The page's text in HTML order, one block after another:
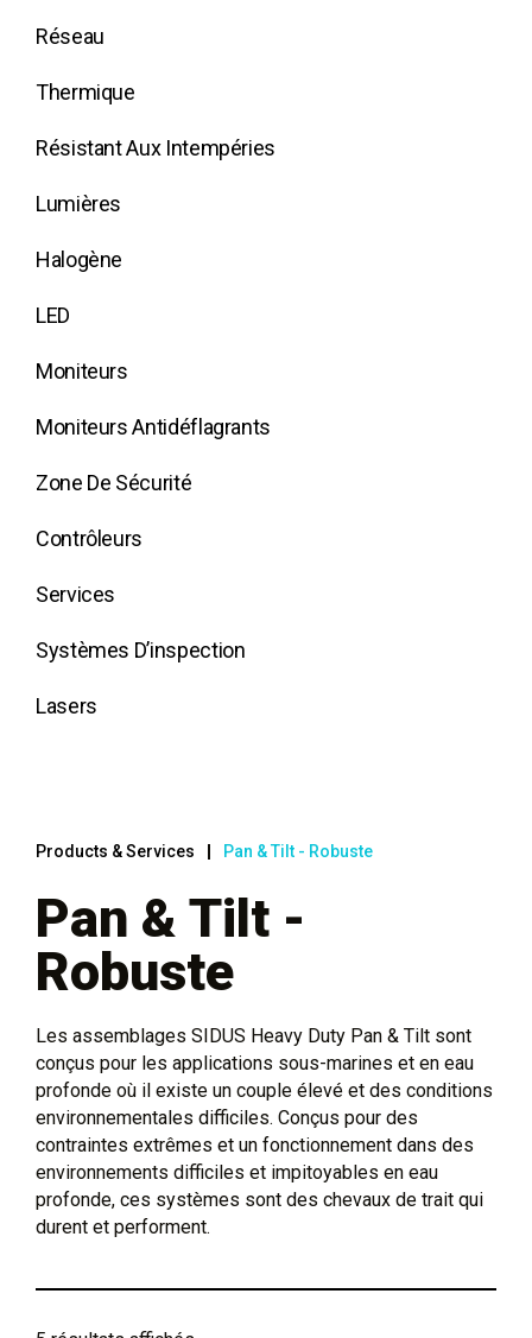
Réseau
Thermique
Résistant Aux Intempéries
Lumières
Halogène
LED
Moniteurs
Moniteurs Antidéflagrants
Zone De Sécurité
Contrôleurs
Services
Systèmes D’inspection
Lasers
Products & Services Pan & Tilt - Robuste
Pan & Tilt -
Robuste
Les assemblages SIDUS Heavy Duty Pan & Tilt sont
conçus pour les applications sous-marines et en eau
profonde où il existe un couple élevé et des conditions
environnementales difficiles. Conçus pour des
contraintes extrêmes et un fonctionnement dans des
environnements difficiles et impitoyables en eau
profonde, ces systèmes sont des chevaux de trait qui
durent et performent.